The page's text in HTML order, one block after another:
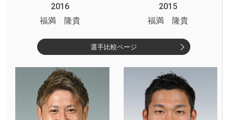
2016
2015
福満 隆貴
福満 隆貴
選手比較ページ